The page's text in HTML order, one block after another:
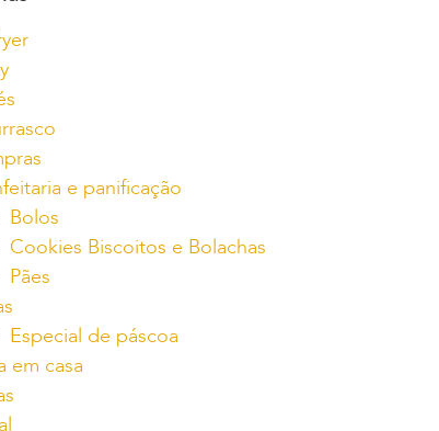
e panificação
Bolos
Cookies Biscoitos e Bolachas
Pães
Especial de páscoa
em casa